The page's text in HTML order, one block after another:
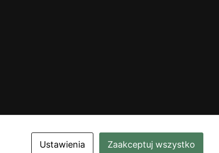
Ustawienia Zaakceptuj wszystko